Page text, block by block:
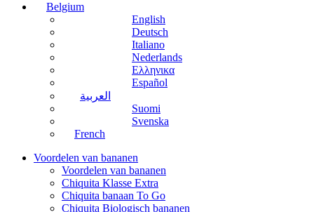
Belgium
English
Deutsch
Italiano
Nederlands
Ελληνικα
Español
العربية
Suomi
Svenska
French
Voordelen van bananen
Voordelen van bananen
Chiquita Klasse Extra
Chiquita banaan To Go
Chiquita Biologisch bananen